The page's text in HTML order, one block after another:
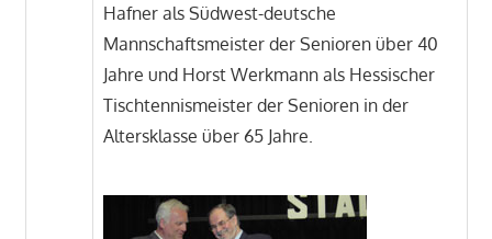
Hafner als Südwest-deutsche
Mannschaftsmeister der Senioren über 40
Jahre und Horst Werkmann als Hessischer
Tischtennismeister der Senioren in der
Altersklasse über 65 Jahre.